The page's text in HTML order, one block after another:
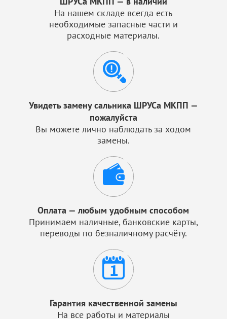
На нашем складе всегда есть
необходимые запасные части и
расходные материалы.
Увидеть замену сальника ШРУСа МКПП —
пожалуйста
Вы можете лично наблюдать за ходом
замены.
Оплата — любым удобным способом
Принимаем наличные, банковские карты,
переводы по безналичному расчёту.
Гарантия качественной замены
На все работы и материалы